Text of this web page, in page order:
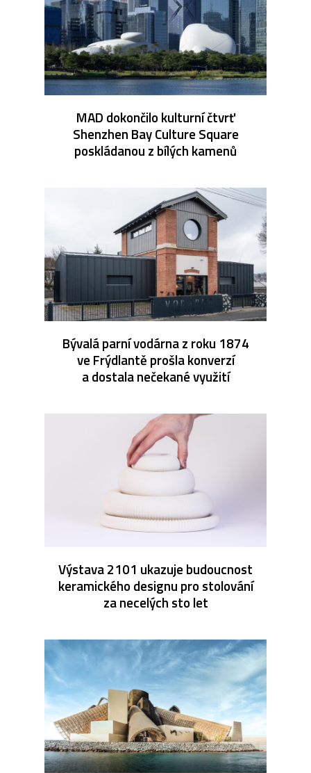
MAD dokončilo kulturní čtvrť
Shenzhen Bay Culture Square
poskládanou z bílých kamenů
Bývalá parní vodárna z roku 1874
ve Frýdlantě prošla konverzí
a dostala nečekané využití
Výstava 2101 ukazuje budoucnost
keramického designu pro stolování
za necelých sto let